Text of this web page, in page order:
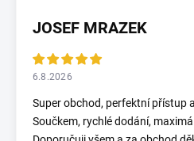
JOSEF MRAZEK
6.8.2026
Super obchod, perfektní přístup
Součkem, rychlé dodání,